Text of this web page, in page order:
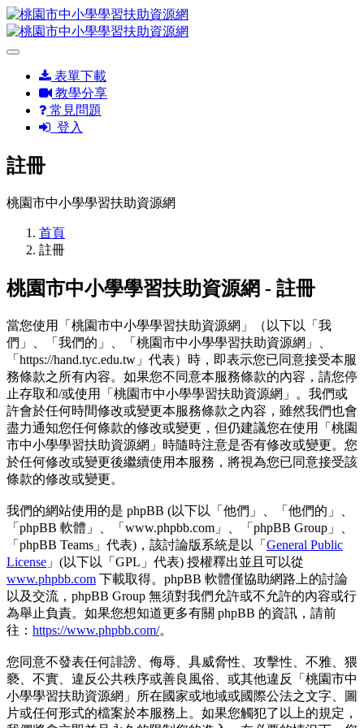
表單下載
教學分享
常見問題
登入
註冊
桃園市中小學學習扶助資源網
首頁
註冊
桃園市中小學學習扶助資源網 - 註冊
當您使用「桃園市中小學學習扶助資源網」（以下以「我
們」、「我們的」、「桃園市中小學學習扶助資源網」、
「https://hand.tyc.edu.tw」代表）時，即表示您已同意接受本服
務條款之所有內容。如果您不同意本服務條款的內容，請您停
止存取和/或使用「桃園市中小學學習扶助資源網」。我們或
許會於任何時間修改或變更本服務條款之內容，雖然我們也會
盡力通知您任何條款的修改或變更，但仍建議您在使用「桃園
市中小學學習扶助資源網」時隨時注意是否有修改或變更。您
於任何修改或變更後繼續使用本服務，將視為您已同意接受該
條款的修改或變更。
我們的網站使用的是 phpBB (以下以「他們」、「他們的」、
「phpBB 軟體」、「www.phpbb.com」、「phpBB Group」、
「phpBB Teams」代表)，該討論版系統是以「 General Public
License 」(以下以「GPL」代表) 授權釋出並且可以從
www.phpbb.com 下載取得。phpBB 軟體僅協助網路上的討論
以及交流，phpBB Group 無須對我們允許或不允許的內容或行
為舉止負責。如果您想知道更多有關 phpBB 的資訊，請前
往： https://www.phpbb.com/。
您同意不發表任何誹謗、侮辱、具威脅性、攻擊性、不雅、猥
褻、不實、違反公共秩序或善良風俗、或其他違反「桃園市中
小學學習扶助資源網」所在國家或地域或國際公法之文字、圖
片或任何形式的檔案於本服務上。如果您觸犯了以上的規定，